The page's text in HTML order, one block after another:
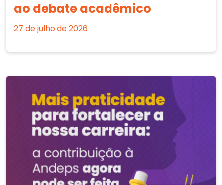
ao debate acadêmico
27 de julho de 2026